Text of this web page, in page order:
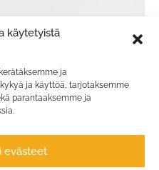
käytetyistä
ja
ja käyttöä, tarjotaksemme
parantaaksemme ja
evästeet